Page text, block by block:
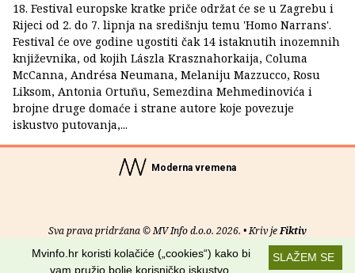
18. Festival europske kratke priče održat će se u Zagrebu i
Rijeci od 2. do 7. lipnja na središnju temu 'Homo Narrans'.
Festival će ove godine ugostiti čak 14 istaknutih inozemnih
književnika, od kojih Lászla Krasznahorkaija, Columa
McCanna, Andrésa Neumana, Melaniju Mazzucco, Rosu
Liksom, Antonia Ortuñu, Semezdina Mehmedinovića i
brojne druge domaće i strane autore koje povezuje
iskustvo putovanja,...
Moderna vremena
Sva prava pridržana © MV Info d.o.o. 2026. • Kriv jeFiktiv
Uvjeti korištenja RSS kanaliSLAŽEM SE
Mvinfo.hr koristi kolačiće („cookies“) kako bi
vam pružio bolje korisničko iskustvo.